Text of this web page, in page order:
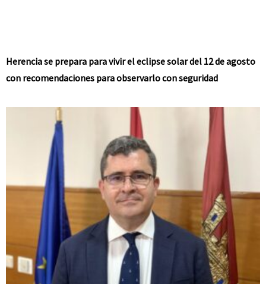
Herencia se prepara para vivir el eclipse solar del 12 de agosto
con recomendaciones para observarlo con seguridad